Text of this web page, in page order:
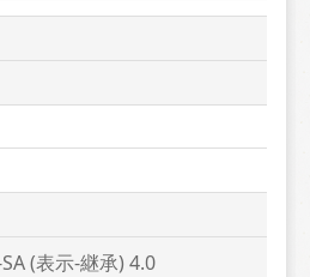
SA (表示-継承) 4.0